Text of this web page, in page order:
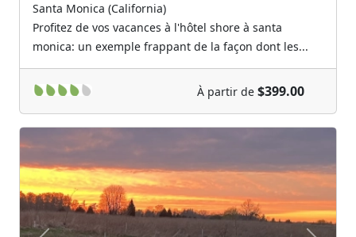
Santa Monica (California)
Profitez de vos vacances à l'hôtel shore à santa
monica: un exemple frappant de la façon dont les...
À partir de $399.00